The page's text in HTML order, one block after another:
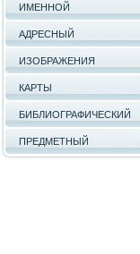
ИМЕННОЙ
АДРЕСНЫЙ
ИЗОБРАЖЕНИЯ
КАРТЫ
БИБЛИОГРАФИЧЕСКИЙ
ПРЕДМЕТНЫЙ